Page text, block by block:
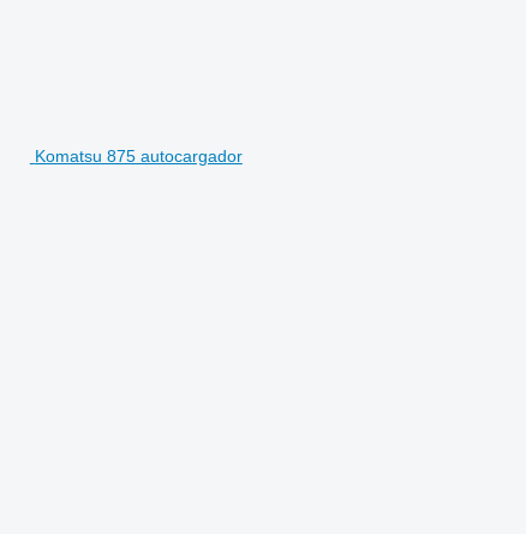
Komatsu 875 autocargador